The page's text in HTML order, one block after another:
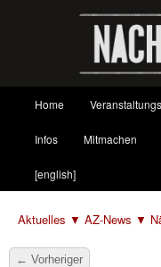
Zum
primären
Inhalt
springen
Zum
sekundären
Inhalt
springen
Home
Infos Mitmachen
[english]
Aktuelles ▼ AZ-News ▼
Beitragsnavigation
← Vorheriger